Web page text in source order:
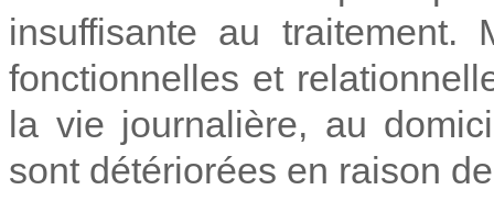
insuffisante au traitement.
fonctionnelles et
la vie journalière, au
sont détériorées en raison